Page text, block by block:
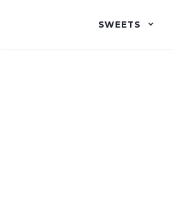
SWEETS